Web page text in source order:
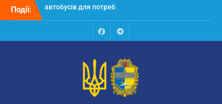
Перейти
Події:
Відбулося засідання
колегії Департаменту
освіти та науки обласної
державної адміністрації
відповідальних за
національно-патріотичне
FacebookTalegram